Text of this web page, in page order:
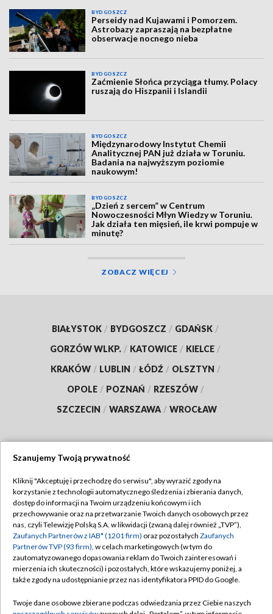
BYDGOSZCZ
Perseidy nad Kujawami i Pomorzem.
Astrobazy zapraszają na bezpłatne
obserwacje nocnego nieba
BYDGOSZCZ
Zaćmienie Słońca przyciąga tłumy. Polacy
ruszają do Hiszpanii i Islandii
BYDGOSZCZ
Międzynarodowy Instytut Chemii
Analitycznej PAN już działa w Toruniu.
Badania na najwyższym poziomie
naukowym!
BYDGOSZCZ
„Dzień z sercem” w Centrum
Nowoczesności Młyn Wiedzy w Toruniu.
Jak działa ten mięsień, ile krwi pompuje w
minutę?
ZOBACZ WIĘCEJ
BIAŁYSTOK / BYDGOSZCZ / GDAŃSK /
GORZÓW WLKP. / KATOWICE / KIELCE /
KRAKÓW / LUBLIN / ŁÓDŹ / OLSZTYN /
OPOLE / POZNAŃ / RZESZÓW /
SZCZECIN / WARSZAWA / WROCŁAW
TVP
Abonament TVP
Emisja w TVP
Centrum informacji TVP
Naziemna Telewizja Cyfrowa
Regulamin TVP
Polityka prywatności
Moje zgody
Pomoc
Szanujemy Twoją prywatność
Kliknij "Akceptuję i przechodzę do serwisu", aby wyrazić zgody na
korzystanie z technologii automatycznego śledzenia i zbierania danych,
dostęp do informacji na Twoim urządzeniu końcowym i ich
przechowywanie oraz na przetwarzanie Twoich danych osobowych przez
nas, czyli Telewizję Polską S.A. w likwidacji (zwaną dalej również „TVP”),
Zaufanych Partnerów z IAB* (1201 firm) oraz pozostałych Zaufanych
Partnerów TVP (93 firm), w celach marketingowych (w tym do
zautomatyzowanego dopasowania reklam do Twoich zainteresowań i
mierzenia ich skuteczności) i pozostałych, które wskazujemy poniżej, a
także zgody na udostępnianie przez nas identyfikatora PPID do Google.
Twoje dane osobowe zbierane podczas odwiedzania przez Ciebie naszych